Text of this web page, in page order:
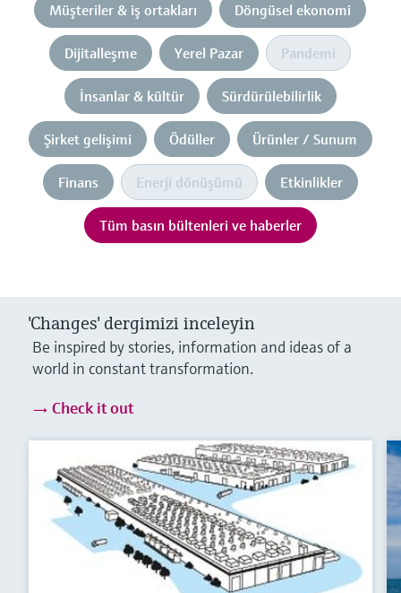
Müşteriler & iş ortakları Döngüsel ekonomi
Dijitalleşme Yerel Pazar Pandemi
İnsanlar & kültür Sürdürülebilirlik
Şirket gelişimi Ödüller Ürünler / Sunum
Finans Enerji dönüşümü Etkinlikler
Tüm basın bültenleri ve haberler
'Changes' dergimizi inceleyin
Be inspired by stories, information and ideas of a
world in constant transformation.
Check it out